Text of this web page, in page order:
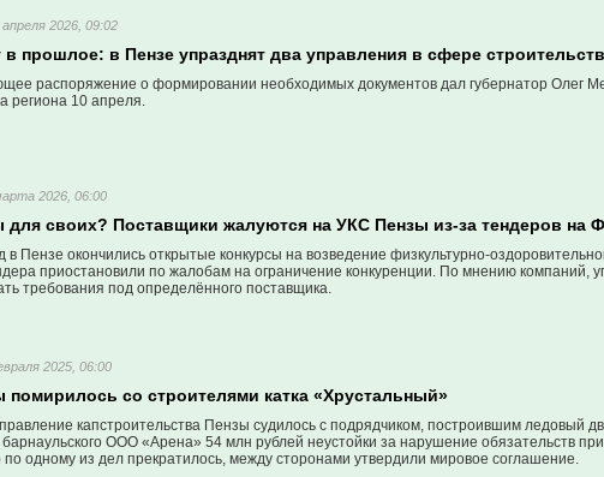
апреля 2026, 09:02
в прошлое: в Пензе упразднят два управления в сфере
распоряжение о формировании необходимых документов дал губернатор Олег
региона 10 апреля.
2026, 06:00
для своих? Поставщики жалуются на УКС Пензы из-за тендеров на
в Пензе окончились открытые конкурсы на возведение физкультурно-
приостановили по жалобам на ограничение конкуренции. По мнению компаний,
требования под определённого поставщика.
2025, 06:00
помирилось со строителями катка «Хрустальный»
капстроительства Пензы судилось с подрядчиком, построившим ледовый
ООО «Арена» 54 млн рублей неустойки за нарушение обязательств
по одному из дел прекратилось, между сторонами утвердили мировое соглашение.